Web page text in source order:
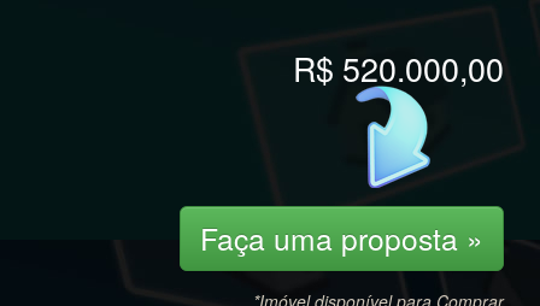
R$ 520.000,00
Faça uma proposta »
*Imóvel disponível para Comprar